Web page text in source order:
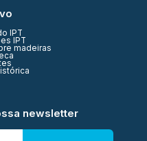
IPT
IPT
madeiras
newsletter